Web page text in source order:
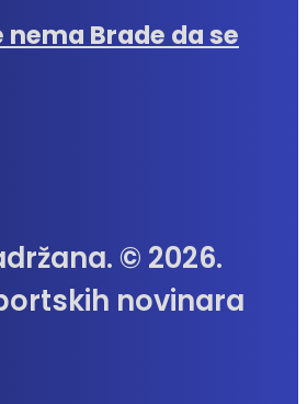
nema Brade da se
© 2026.
novinara